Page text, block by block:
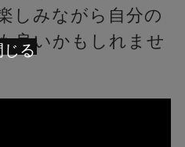
しみながら自分の
良いかもしれませ
じる